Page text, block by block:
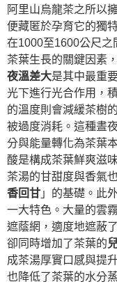
阿里山烏龍茶之所以
便藏匿於孕育它的獨
在1000至1600公尺之
茶葉生長的關鍵因素
夜溫差大是其中最重
光下進行光合作用，
的溫度則會減緩茶樹
被過度消耗。這種晝
分與能量轉化為茶葉
酸是構成茶葉鮮爽滋
茶湯的甘甜度與香氣
香回甘 」的基礎。此
一大特色。大量的雲
遮蔭網，適度地遮蔽
卻同時增加了茶葉的
成茶湯厚實口感與提
也降低了茶葉的水分